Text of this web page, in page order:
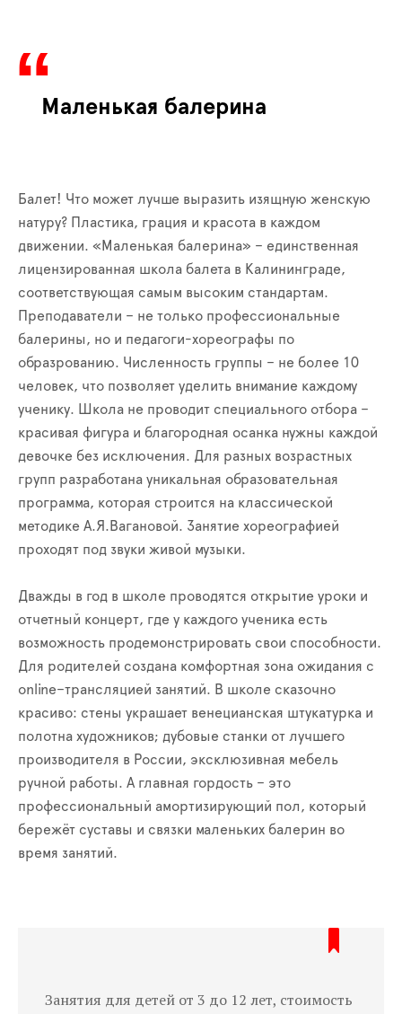
Маленькая балерина
Балет! Что может лучше выразить изящную женскую
натуру? Пластика, грация и красота в каждом
движении. «Маленькая балерина» – единственная
лицензированная школа балета в Калининграде,
соответствующая самым высоким стандартам.
Преподаватели – не только профессиональные
балерины, но и педагоги-хореографы по
образрованию. Численность группы – не более 10
человек, что позволяет уделить внимание каждому
ученику. Школа не проводит специального отбора –
красивая фигура и благородная осанка нужны каждой
девочке без исключения. Для разных возрастных
групп разработана уникальная образовательная
программа, которая строится на классической
методике А.Я.Вагановой. Занятие хореографией
проходят под звуки живой музыки.
Дважды в год в школе проводятся открытие уроки и
отчетный концерт, где у каждого ученика есть
возможность продемонстрировать свои способности.
Для родителей создана комфортная зона ожидания с
on line–трансляцией занятий. В школе сказочно
красиво: стены украшает венецианская штукатурка и
полотна художников; дубовые станки от лучшего
производителя в России, эксклюзивная мебель
ручной работы. А главная гордость – это
профессиональный амортизирующий пол, который
бережёт суставы и связки маленьких балерин во
время занятий.
Занятия для детей от 3 до 12 лет, стоимость